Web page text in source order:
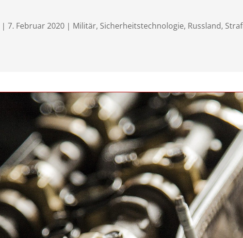
|7. Februar 2020 | Militär, Sicherheitstechnologie, Russland,